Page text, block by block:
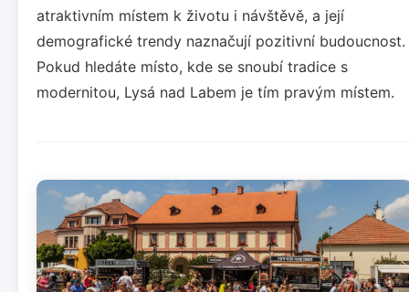
atraktivním místem k životu i návštěvě, a její
demografické trendy naznačují pozitivní budoucnost.
Pokud hledáte místo, kde se snoubí tradice s
modernitou, Lysá nad Labem je tím pravým místem.